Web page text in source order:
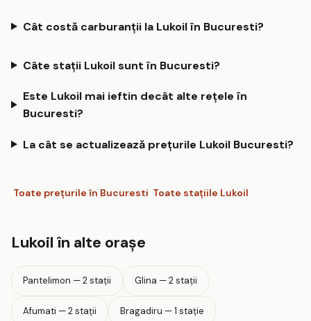
Cât costă carburanții la Lukoil în Bucuresti?
Câte stații Lukoil sunt în Bucuresti?
Este Lukoil mai ieftin decât alte rețele în
Bucuresti?
La cât se actualizează prețurile Lukoil Bucuresti?
Toate prețurile în Bucuresti Toate stațiile Lukoil
Lukoil în alte orașe
Pantelimon — 2 stații Glina — 2 stații
Afumati — 2 stații Bragadiru — 1 stație